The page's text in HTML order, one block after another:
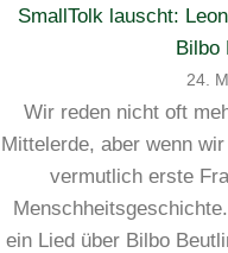
SmallTolk lauscht:
Bilbo
24.
Wir reden nicht oft
Mittelerde, aber wenn
vermutlich erste
ein Lied über Bilbo